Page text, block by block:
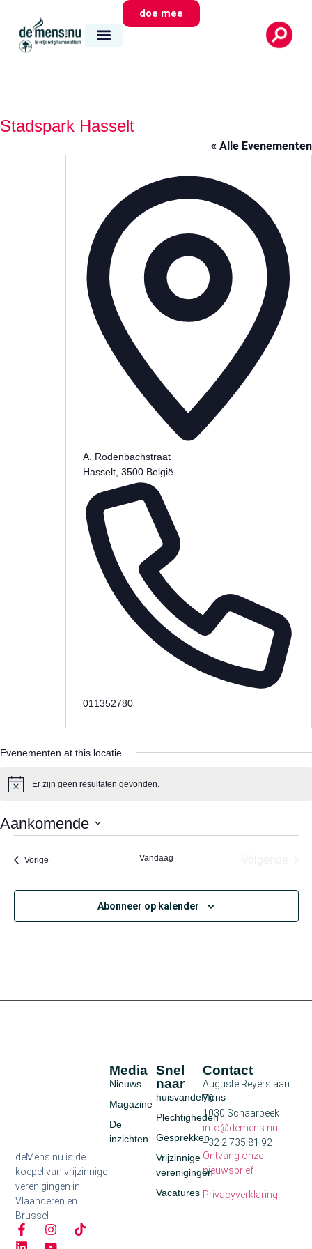
doe mee
Stadspark Hasselt
« Alle Evenementen
A. Rodenbachstraat
Hasselt 3500 België
Telefoon
011352780
Evenementen at this locatie
BerichtEr zijn geen resultaten gevonden.
Aankomende
Selecteer
datum.VorigeEvenementen Vandaag
Abonneer op kalender
deMens.nu is de
koepel van vrijzinnige
verenigingen in
Vlaanderen en
Brussel
Snel
naar
huisvandeMens
Plechtigheden
Gesprekken
Vrijzinnige
verenigingen
Vacatures
Media
Nieuws
Magazine
De
inzichten
Contact
Auguste Reyerslaan
70
1030 Schaarbeek
info@demens.nu
+32 2 735 81 92
Ontvang onze
nieuwsbrief
Privacyverklaring